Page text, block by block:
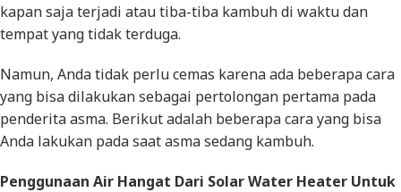
kapan saja terjadi atau tiba-tiba kambuh di waktu dan
tempat yang tidak terduga.
Namun, Anda tidak perlu cemas karena ada beberapa cara
yang bisa dilakukan sebagai pertolongan pertama pada
penderita asma. Berikut adalah beberapa cara yang bisa
Anda lakukan pada saat asma sedang kambuh.
Penggunaan Air Hangat Dari Solar Water Heater Untuk